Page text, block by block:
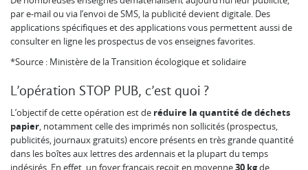
par e-mail ou via l’envoi de SMS, la publicité devient digitale. Des
applications spécifiques et des applications vous permettent aussi de
consulter en ligne les prospectus de vos enseignes favorites.
*Source : Ministère de la Transition écologique et solidaire
L’opération STOP PUB, c’est quoi ?
L’objectif de cette opération est de réduire la quantité de déchets
papier, notamment celle des imprimés non sollicités (prospectus,
publicités, journaux gratuits) encore présents en très grande quantité
dans les boîtes aux lettres des ardennais et la plupart du temps
indésirés. En effet, un foyer français reçoit en moyenne 30 kgde